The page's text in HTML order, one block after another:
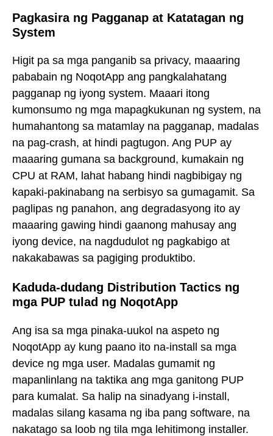
Pagkasira ng Pagganap at Katatagan ng
System
Higit pa sa mga panganib sa privacy, maaaring
pababain ng NoqotApp ang pangkalahatang
pagganap ng iyong system. Maaari itong
kumonsumo ng mga mapagkukunan ng system, na
humahantong sa matamlay na pagganap, madalas
na pag-crash, at hindi pagtugon. Ang PUP ay
maaaring gumana sa background, kumakain ng
CPU at RAM, lahat habang hindi nagbibigay ng
kapaki-pakinabang na serbisyo sa gumagamit. Sa
paglipas ng panahon, ang degradasyong ito ay
maaaring gawing hindi gaanong mahusay ang
iyong device, na nagdudulot ng pagkabigo at
nakakabawas sa pagiging produktibo.
Kaduda-dudang Distribution Tactics ng
mga PUP tulad ng NoqotApp
Ang isa sa mga pinaka-uukol na aspeto ng
NoqotApp ay kung paano ito na-install sa mga
device ng mga user. Madalas gumamit ng
mapanlinlang na taktika ang mga ganitong PUP
para kumalat. Sa halip na sinadyang i-install,
madalas silang kasama ng iba pang software, na
nakatago sa loob ng tila mga lehitimong installer.